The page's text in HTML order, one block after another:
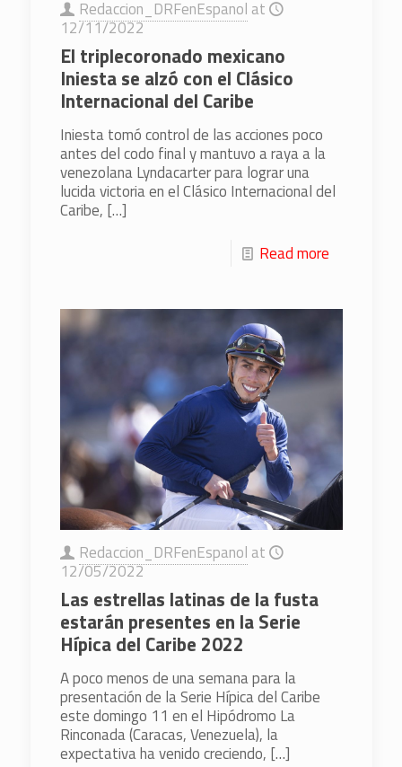
Redaccion_DRFenEspanol at
12/11/2022
El triplecoronado mexicano
Iniesta se alzó con el Clásico
Internacional del Caribe
Iniesta tomó control de las acciones poco
antes del codo final y mantuvo a raya a la
venezolana Lyndacarter para lograr una
lucida victoria en el Clásico Internacional del
Caribe, […]
Read more
Redaccion_DRFenEspanol at
12/05/2022
Las estrellas latinas de la fusta
estarán presentes en la Serie
Hípica del Caribe 2022
A poco menos de una semana para la
presentación de la Serie Hípica del Caribe
este domingo 11 en el Hipódromo La
Rinconada (Caracas, Venezuela), la
expectativa ha venido creciendo, […]